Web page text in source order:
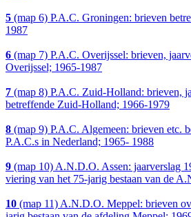
5 (map 6) P.A.C. Groningen: brieven
1987
6 (map 7) P.A.C. Overijssel: brieven,
Overijssel; 1965-1987
7 (map 8) P.A.C. Zuid-Holland: brieven,
betreffende Zuid-Holland; 1966-1979
8 (map 9) P.A.C. Algemeen: brieven etc.
P.A.C.s in Nederland; 1965- 1988
9 (map 10) A.N.D.O. Assen: jaarverslag
viering van het 75-jarig bestaan van de
10 (map 11) A.N.D.O. Meppel: brieven